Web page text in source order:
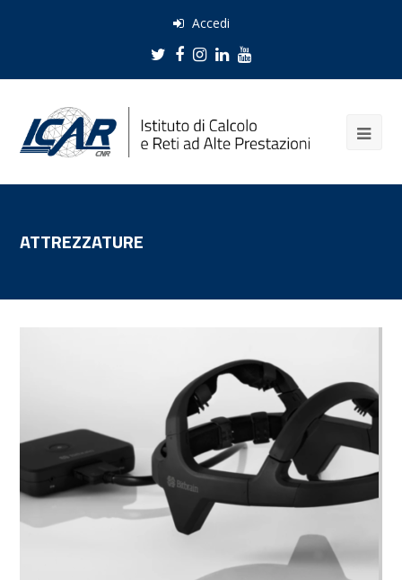
Accedi
Twitter
Facebook
Instagram
LinkedIn
Youtube
ATTREZZATURE